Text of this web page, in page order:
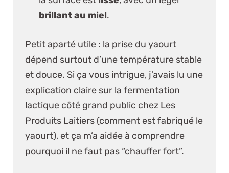
brillant au miel.
Petit aparté utile : la prise du yaourt
dépend surtout d’une température stable
et douce. Si ça vous intrigue, j’avais lu une
explication claire sur la fermentation
lactique côté grand public chez Les
Produits Laitiers (comment est fabriqué le
yaourt), et ça m’a aidée à comprendre
pourquoi il ne faut pas “chauffer fort”.